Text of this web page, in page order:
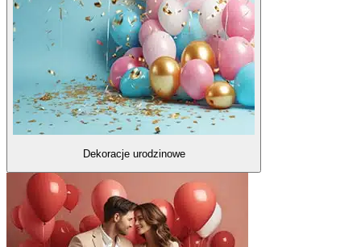
Dekoracje urodzinowe